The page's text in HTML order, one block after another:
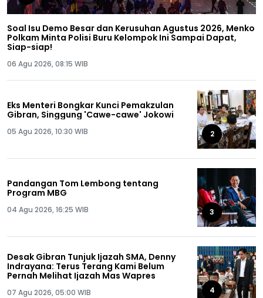
Soal Isu Demo Besar dan Kerusuhan Agustus 2026, Menko
Polkam Minta Polisi Buru Kelompok Ini Sampai Dapat,
Siap-siap!
06 Agu 2026, 08:15 WIB
Eks Menteri Bongkar Kunci Pemakzulan
Gibran, Singgung 'Cawe-cawe' Jokowi
05 Agu 2026, 10:30 WIB 2
Pandangan Tom Lembong tentang
Program MBG
04 Agu 2026, 16:25 WIB 3
Desak Gibran Tunjuk Ijazah SMA, Denny
Indrayana: Terus Terang Kami Belum
Pernah Melihat Ijazah Mas Wapres
07 Agu 2026, 05:00 WIB 4